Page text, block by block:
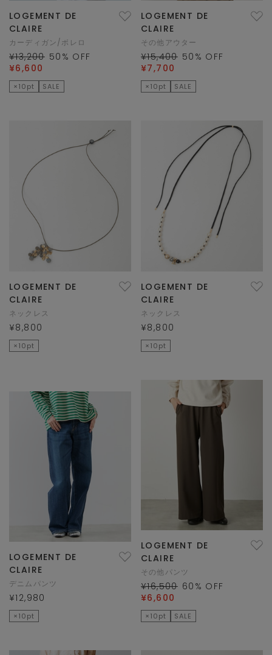
LOGEMENT DE
CLAIRE
カーディガン/ボレロ
¥13,200 50 % OFF
¥6,600
×10pt SALE
LOGEMENT DE
CLAIRE
その他アウター
¥15,400 50 % OFF
¥7,700
×10pt SALE
LOGEMENT DE
CLAIRE
ネックレス
¥8,800
×10pt
LOGEMENT DE
CLAIRE
ネックレス
¥8,800
×10pt
LOGEMENT DE
CLAIRE
デニムパンツ
¥12,980
×10pt
LOGEMENT DE
CLAIRE
その他パンツ
¥16,500 60 % OFF
¥6,600
×10pt SALE